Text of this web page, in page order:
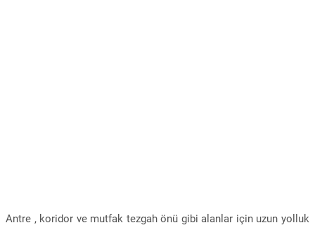
Antre , koridor ve mutfak tezgah önü gibi alanlar için uzun yolluk